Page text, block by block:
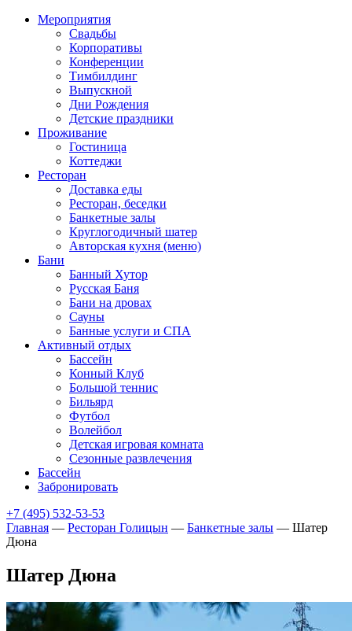
Мероприятия
Свадьбы
Корпоративы
Конференции
Тимбилдинг
Выпускной
Дни Рождения
Детские праздники
Проживание
Гостиница
Коттеджи
Ресторан
Доставка еды
Ресторан, беседки
Банкетные залы
Круглогодичный шатер
Авторская кухня (меню)
Бани
Банный Хутор
Русская Баня
Бани на дровах
Сауны
Банные услуги и СПА
Активный отдых
Бассейн
Конный Клуб
Большой теннис
Бильярд
Футбол
Волейбол
Детская игровая комната
Сезонные развлечения
Бассейн
Забронировать
+7 (495) 532-53-53
Главная — Ресторан Голицын — Банкетные залы — Шатер
Дюна
Шатер Дюна